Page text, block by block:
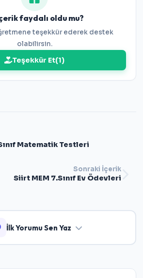
faydalı oldu mu?
teşekkür ederek destek
olabilirsin.
Teşekkür Et(1)
Matematik Testleri
Sonraki İçerik
Siirt MEM 7.Sınıf Ev Ödevleri
İlk Yorumu Sen Yaz